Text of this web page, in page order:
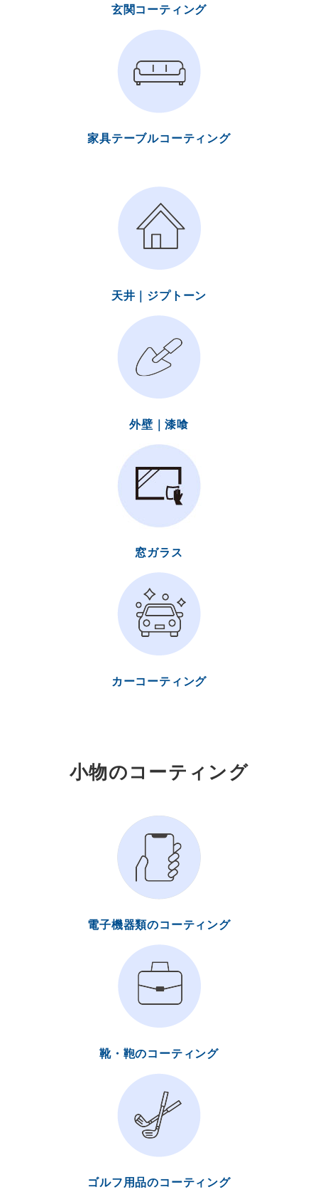
玄関コーティング
家具テーブルコーティング
天井｜ジプトーン
外壁｜漆喰
窓ガラス
カーコーティング
小物のコーティング
電子機器類のコーティング
靴・鞄のコーティング
ゴルフ用品のコーティング